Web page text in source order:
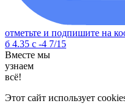
отметьте и подпишите на
б 4.35 с -4 7/15
Вместе мы
узнаем
всё!
Этот сайт использует